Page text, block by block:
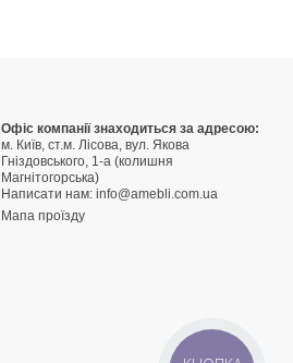
Офіс компанії знаходиться за адресою:
м. Київ, ст.м. Лісова, вул. Якова
Гніздовського, 1-а (колишня
Магнітогорська)
Написати нам:info@amebli.com.ua
Мапа проїзду